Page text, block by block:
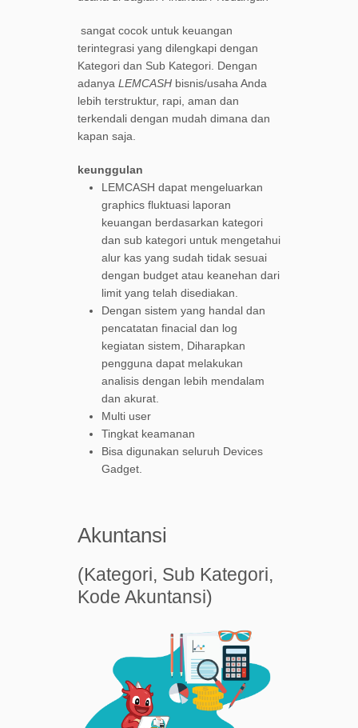
sangat cocok untuk keuangan
terintegrasi yang dilengkapi dengan
Kategori dan Sub Kategori. Dengan
adanya LEMCASHbisnis/usaha Anda
lebih terstruktur, rapi, aman dan
terkendali dengan mudah dimana dan
kapan saja.
keunggulan
LEMCASH dapat mengeluarkan
graphics fluktuasi laporan
keuangan berdasarkan kategori
dan sub kategori untuk mengetahui
alur kas yang sudah tidak sesuai
dengan budget atau keanehan dari
limit yang telah disediakan.
Dengan sistem yang handal dan
pencatatan finacial dan log
kegiatan sistem, Diharapkan
pengguna dapat melakukan
analisis dengan lebih mendalam
dan akurat.
Multi user
Tingkat keamanan
Bisa digunakan seluruh Devices
Gadget.
Akuntansi
(Kategori, Sub Kategori,
Kode Akuntansi)